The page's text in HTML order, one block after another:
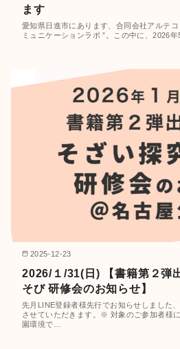
ます
愛知県日進市にあります、合同会社アルテ
ミュニケーションラボ ”。この中に、2026
2025-12-23
2026/１/31(日) 【書籍第２弾
そび 研修会のお知らせ】
先月LINE登録者様先行でお知らせしました
させていただきます。※ 対象のご参加者様
園環境で…